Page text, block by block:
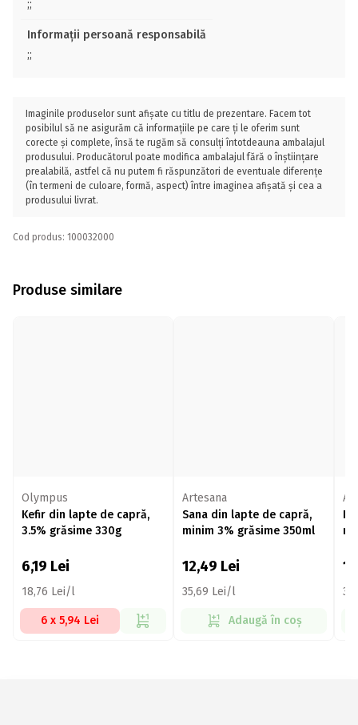
;;
Informații persoană responsabilă
;;
Imaginile produselor sunt afișate cu titlu de prezentare. Facem tot
posibilul să ne asigurăm că informațiile pe care ți le oferim sunt
corecte și complete, însă te rugăm să consulți întotdeauna ambalajul
produsului. Producătorul poate modifica ambalajul fără o înștiințare
prealabilă, astfel că nu putem fi răspunzători de eventuale diferențe
(în termeni de culoare, formă, aspect) între imaginea afișată și cea a
produsului livrat.
Cod produs: 100032000
Produse similare
Olympus
Kefir din lapte de capră,
3.5% grăsime 330g
6,19 Lei
18,76 Lei/l
6 x 5,94 Lei
Artesana
Sana din lapte de capră,
minim 3% grăsime 350ml
12,49 Lei
35,69 Lei/l
Adaugă în coș